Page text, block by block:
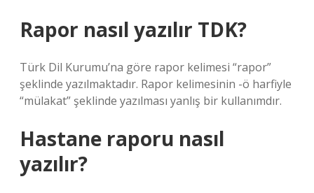
Rapor nasıl yazılır TDK?
Türk Dil Kurumu’na göre rapor kelimesi “rapor”
şeklinde yazılmaktadır. Rapor kelimesinin -ö harfiyle
“mülakat” şeklinde yazılması yanlış bir kullanımdır.
Hastane raporu nasıl
yazılır?